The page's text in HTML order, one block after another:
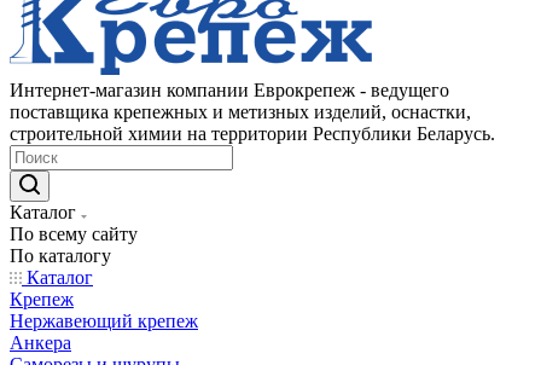
Интернет-магазин компании Еврокрепеж - ведущего
поставщика крепежных и метизных изделий, оснастки,
строительной химии на территории Республики Беларусь.
Каталог
По всему сайту
По каталогу
Каталог
Крепеж
Нержавеющий крепеж
Анкера